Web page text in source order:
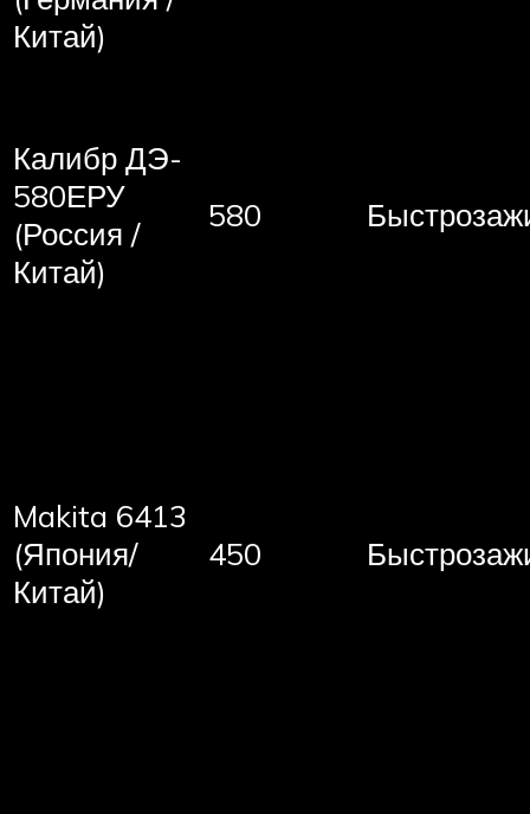
Китай)
Калибр ДЭ-
580ЕРУ
(Россия /
Китай)
580
Makita 6413
(Япония/
Китай)
450